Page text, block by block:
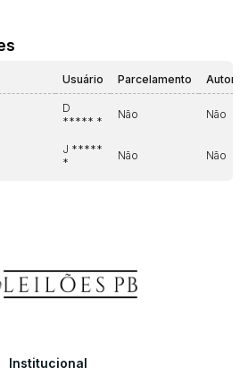
Usuário Parcelamento
D
***** *
Não Não
J *****
*
Não Não
Institucional